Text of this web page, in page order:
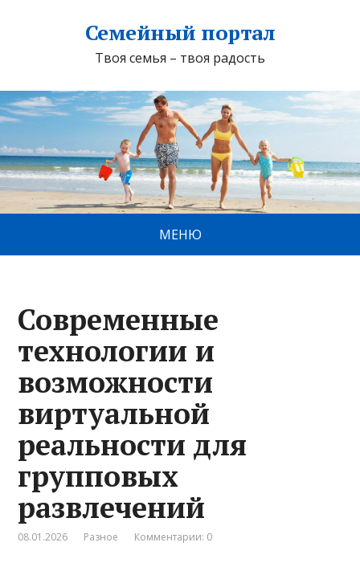
Семейный портал
Твоя семья – твоя радость
МЕНЮ
Современные
технологии и
возможности
виртуальной
реальности для
групповых
развлечений
08.01.2026 Разное Комментарии: 0